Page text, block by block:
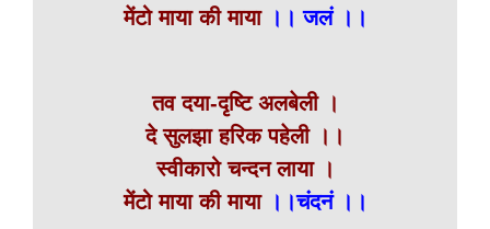
मेंटो माया की माया ।। जलं ।।
तव दया-दृष्टि अलबेली ।
दे सुलझा हरिक पहेली ।।
स्वीकारो चन्दन लाया ।
मेंटो माया की माया ।।चंदनं ।।